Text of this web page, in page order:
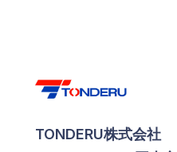
TONDERU株式会社